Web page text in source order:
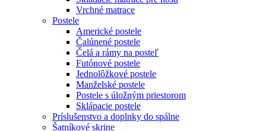
Vrchné matrace
Postele
Americké postele
Čalúnené postele
Čelá a rámy na posteľ
Futónové postele
Jednolôžkové postele
Manželské postele
Postele s úložným priestorom
Sklápacie postele
Príslušenstvo a doplnky do spálne
Šatníkové skrine